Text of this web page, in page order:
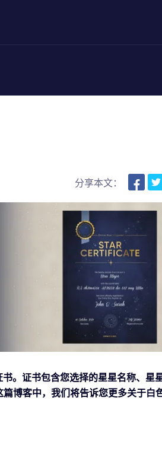
分享本文：
。证书包含您选择的星星名称、星
博客中，我们将告诉您更多关于白